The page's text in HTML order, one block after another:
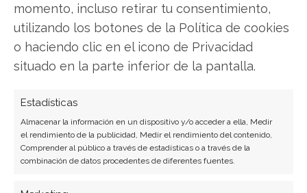
momento, incluso retirar tu consentimiento,
utilizando los botones de la Política de cookies
o haciendo clic en el icono de Privacidad
situado en la parte inferior de la pantalla.
Estadísticas
Almacenar la información en un dispositivo y/o acceder a ella, Medir
el rendimiento de la publicidad, Medir el rendimiento del contenido,
Comprender al público a través de estadísticas o a través de la
combinación de datos procedentes de diferentes fuentes.
SOBRE EL AUTOR
Laura Fernández Silva
Analista tecnológica enfocada en innovación digital,
Colaboradora habitual en medios especializados
del sector tech.
Ver todos los artículos →